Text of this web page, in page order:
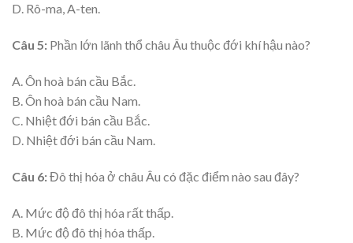
D. Rô-ma, A-ten.
Câu 5: Phần lớn lãnh thổ châu Âu thuộc đới khí hậu nào?
A. Ôn hoà bán cầu Bắc.
B. Ôn hoà bán cầu Nam.
C. Nhiệt đới bán cầu Bắc.
D. Nhiệt đới bán cầu Nam.
Câu 6:Đô thị hóa ở châu Âu có đặc điểm nào sau đây?
A. Mức độ đô thị hóa rất thấp.
B. Mức độ đô thị hóa thấp.